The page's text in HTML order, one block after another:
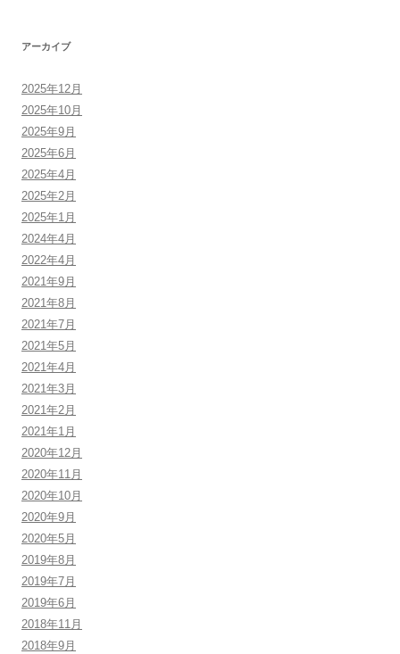
アーカイブ
2025年12月
2025年10月
2025年9月
2025年6月
2025年4月
2025年2月
2025年1月
2024年4月
2022年4月
2021年9月
2021年8月
2021年7月
2021年5月
2021年4月
2021年3月
2021年2月
2021年1月
2020年12月
2020年11月
2020年10月
2020年9月
2020年5月
2019年8月
2019年7月
2019年6月
2018年11月
2018年9月